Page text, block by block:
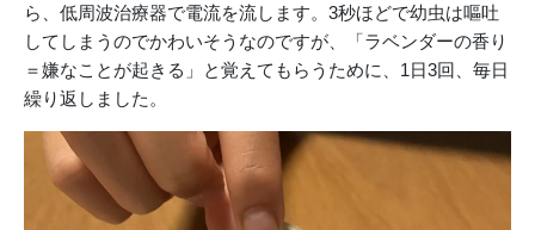
ら、低周波治療器で電流を流します。3秒ほどで幼虫は嘔吐
してしまうのでかわいそうなのですが、「ラベンダーの香り
＝嫌なことが起きる」と覚えてもらうために、1日3回、毎日
繰り返しました。